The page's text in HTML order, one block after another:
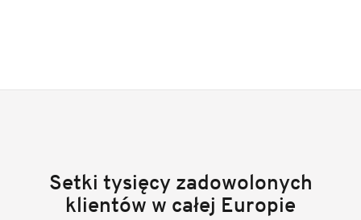
Setki tysięcy zadowolonych
klientów w całej Europie